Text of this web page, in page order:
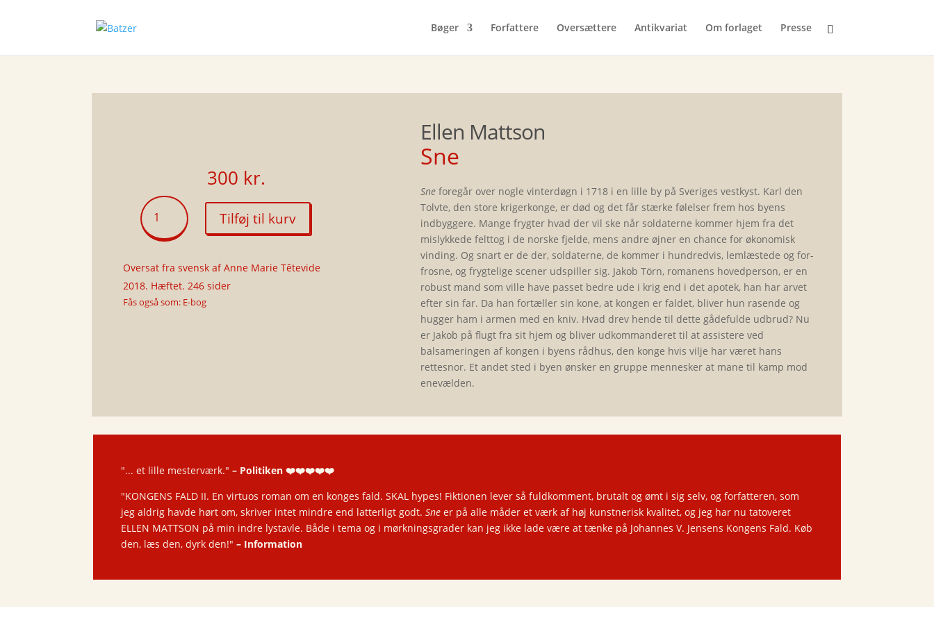
Bøger Forfattere Oversættere Antikvariat Om forlaget Presse
300 kr.
Sne
antal
Tilføj til kurv
Oversat fra svensk af Anne Marie Têtevide
2018. Hæftet. 246 sider
Fås også som: E-bog
Ellen Mattson
Sne
Sne foregår over nogle vinterdøgn i 1718 i en lille by på Sveriges vestkyst. Karl den
Tolvte, den store krigerkonge, er død og det får stærke følelser frem hos byens
indbyggere. Mange frygter hvad der vil ske når soldaterne kommer hjem fra det
mislykkede felttog i de norske fjelde, mens andre øjner en chance for økono­misk
vinding. Og snart er de der, soldaterne, de kommer i hundredvis, lemlæstede og for­
fros­ne, og frygtelige scener udspiller sig. Jakob Törn, romanens hovedperson, er en
robust mand som ville have passet bedre ude i krig end i det apotek, han har arvet
efter sin far. Da han fortæller sin kone, at kongen er faldet, bliver hun rasende og
hugger ham i armen med en kniv. Hvad drev hende til dette gådefulde udbrud? Nu
er Jakob på flugt fra sit hjem og bliver udkommanderet til at assistere ved
balsameringen af kongen i byens rådhus, den konge hvis vilje har været hans
rettesnor. Et andet sted i byen ønsker en gruppe mennesker at mane til kamp mod
enevælden.
"... et lille mesterværk."– Politiken ❤️❤️❤️❤️❤️
"KONGENS FALD II. En virtuos roman om en konges fald. SKAL hypes! Fiktionen lever så fuldkomment, brutalt og ømt i sig selv, og forfatteren, som
jeg aldrig havde hørt om, skriver intet mindre end latterligt godt.Sne er på alle måder et værk af høj kunstnerisk kvalitet, og jeg har nu tatoveret
ELLEN MATTSON på min indre lystavle. Både i tema og i mørkningsgrader kan jeg ikke lade være at tænke på Johannes V. Jensens Kongens Fald. Køb
den, læs den, dyrk den!"– Information